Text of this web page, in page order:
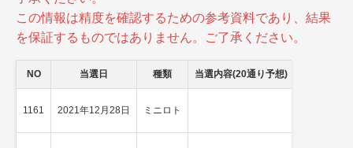
この情報は精度を確認するための参考資料であり、結果
を保証するものではありません。ご了承ください。
NO 当選日 種類 当選内容(20通り予想)
1161 2021年12月28日 ミニロト